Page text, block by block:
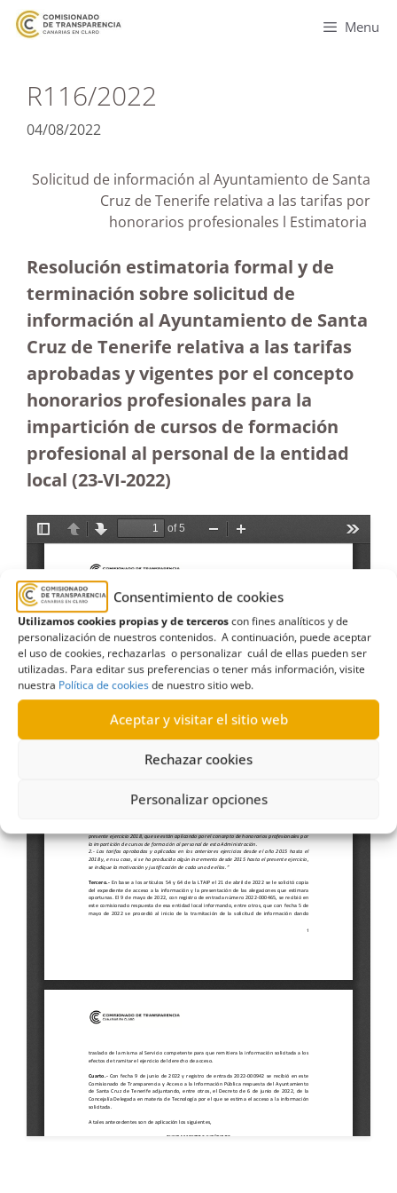
Consentimiento de cookies
Utilizamos cookies propias y de terceroscon fines analíticos y de
personalización de nuestros contenidos. A continuación, puede aceptar
el uso de cookies, rechazarlas o personalizar cuál de ellas pueden ser
utilizadas. Para editar sus preferencias o tener más información, visite
nuestra Política de cookiesde nuestro sitio web.
Aceptar y visitar el sitio web
Rechazar cookies
Personalizar opciones
Menu
R116/2022
04/08/2022
Solicitud de información al Ayuntamiento de Santa
Cruz de Tenerife relativa a las tarifas por
honorarios profesionales l Estimatoria
Resolución estimatoria formal y de
terminación sobre solicitud de
información al Ayuntamiento de Santa
Cruz de Tenerife relativa a las tarifas
aprobadas y vigentes por el concepto
honorarios profesionales para la
impartición de cursos de formación
profesional al personal de la entidad
local (23-VI-2022)